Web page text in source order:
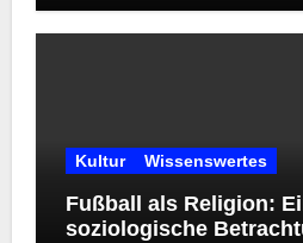
richtigen
Kultur Wissenswertes
Fußball als Religion:
soziologische